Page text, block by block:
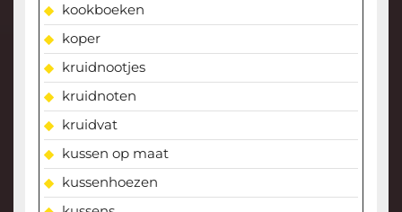
kookboeken
koper
kruidnootjes
kruidnoten
kruidvat
kussen op maat
kussenhoezen